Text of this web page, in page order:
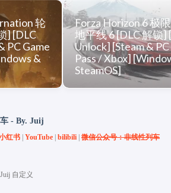
轮
] [DLC
PC Game
&
Forza Horizon 6 极
地平线 6 [DLC 解锁]
Unlock] [Steam &
Pass / Xbox]
SteamOS]
- By. Juij
红书 YouTube bilibili 微信公众号：非线性列车
自定义